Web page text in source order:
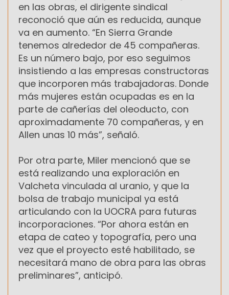
en las obras, el dirigente sindical
reconoció que aún es reducida, aunque
va en aumento. “En Sierra Grande
tenemos alrededor de 45 compañeras.
Es un número bajo, por eso seguimos
insistiendo a las empresas constructoras
que incorporen más trabajadoras. Donde
más mujeres están ocupadas es en la
parte de cañerías del oleoducto, con
aproximadamente 70 compañeras, y en
Allen unas 10 más”, señaló.
Por otra parte, Miler mencionó que se
está realizando una exploración en
Valcheta vinculada al uranio, y que la
bolsa de trabajo municipal ya está
articulando con la UOCRA para futuras
incorporaciones. “Por ahora están en
etapa de cateo y topografía, pero una
vez que el proyecto esté habilitado, se
necesitará mano de obra para las obras
preliminares”, anticipó.